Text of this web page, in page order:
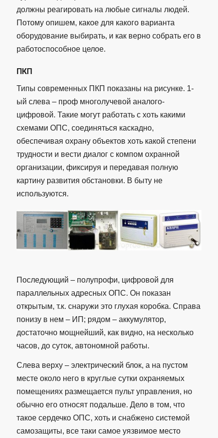
должны реагировать на любые сигналы людей.
Потому опишем, какое для какого варианта
оборудование выбирать, и как верно собрать его в
работоспособное целое.
ПКП
Типы современных ПКП показаны на рисунке. 1-
ый слева – проф многолучевой аналого-
цифровой. Такие могут работать с хоть какими
схемами ОПС, соединяться каскадно,
обеспечивая охрану объектов хоть какой степени
трудности и вести диалог с компом охранной
организации, фиксируя и передавая полную
картину развития обстановки. В быту не
используются.
Последующий – полупрофи, цифровой для
параллельных адресных ОПС. Он показан
открытым, т.к. снаружи это глухая коробка. Справа
понизу в нем – ИП; рядом – аккумулятор,
достаточно мощнейший, как видно, на несколько
часов, до суток, автономной работы.
Слева верху – электрический блок, а на пустом
месте около него в круглые сутки охраняемых
помещениях размещается пульт управления, но
обычно его относят подальше. Дело в том, что
такое сердечко ОПС, хоть и снабжено системой
самозащиты, все таки самое уязвимое место